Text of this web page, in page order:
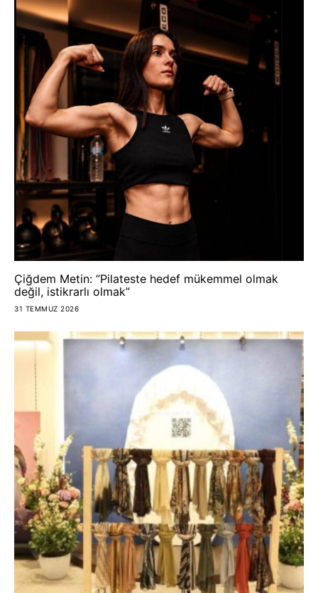
Çiğdem Metin: “Pilateste hedef mükemmel olmak
değil, istikrarlı olmak”
31 TEMMUZ 2026